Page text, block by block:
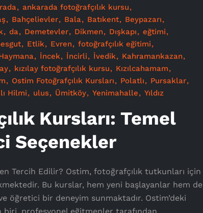
ankarada fotoğrafçılık kursu
Bahçelievler Bala Batıkent
Beypazarı
da Demetevler Dikmen Dışkapı
eğtimi
Etlik Evren
fotoğrafçılık eğitimi
İncek İncirli İvedik
Kahramankazan
kızılay fotoğrafçılık kursu
Kızılcahamam
Ostim Fotoğrafçılık Kursları Polatlı
Pursaklar
Hilmi ulus Ümitköy Yenimahalle Yıldız
Kursları: Temel
Seçenekler
Tercih Edilir? Ostim, fotoğrafçılık tutkunları için
Bu kurslar, hem yeni başlayanlar hem de
öğretici bir deneyim sunmaktadır. Ostim’deki